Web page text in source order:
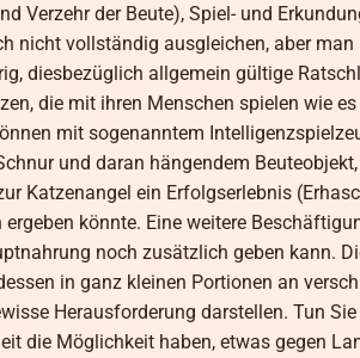
Verzehr der Beute), Spiel- und
nicht vollständig ausgleichen, aber
diesbezüglich allgemein gültige
die mit ihren Menschen spielen wie
mit sogenanntem
und daran hängendem
Katzenangel ein Erfolgserlebnis
könnte. Eine weitere
noch zusätzlich geben kann.
in ganz kleinen Portionen an
Herausforderung darstellen. Tun
die Möglichkeit haben, etwas gegen